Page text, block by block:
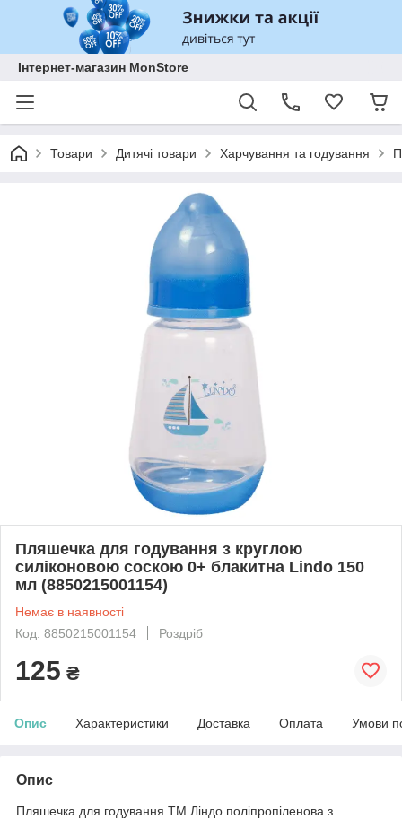
Інтернет-магазин MonStore
Товари Дитячі товари Харчування та годування
Пляшечка для годування з круглою
силіконовою соскою 0+ блакитна Lindo 150
мл (8850215001154)
Немає в наявності
Код: 8850215001154
Роздріб
125 ₴
Опис Характеристики Доставка Оплата Умови
Опис
Пляшечка для годування ТМ Ліндо поліпропіленова з